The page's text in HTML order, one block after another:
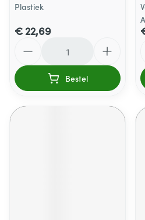
Plastiek
€ 22,69
Bestel